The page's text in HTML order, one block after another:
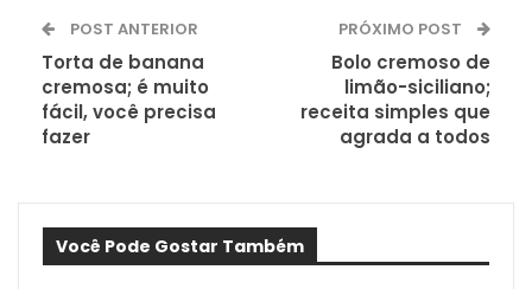
POST ANTERIOR
Torta de banana
cremosa; é muito
fácil, você precisa
fazer
PRÓXIMO POST
Bolo cremoso de
limão-siciliano;
receita simples que
agrada a todos
Você Pode Gostar Também